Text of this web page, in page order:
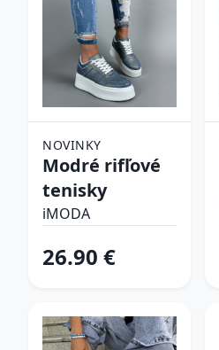
NOVINKY
Modré rifľové
tenisky
iMODA
26.90 €